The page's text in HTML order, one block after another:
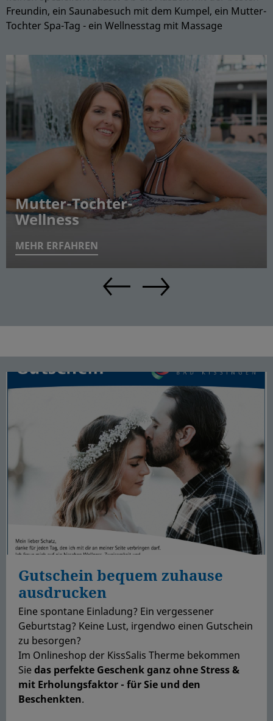
Freundin, ein Saunabesuch mit dem Kumpel, ein Mutter-
Tochter Spa-Tag - ein Wellnesstag mit Massage
Spa-Tag mit der Mädels-
Clique
MEHR ERFAHREN
After-Work-Relaxen unter
Männern
MEHR ERFAHREN
Mutter-Tochter-
Wellness
MEHR ERFAHREN
Verwöhntag mit dem
Partner
MEHR ERFAHREN
Gutschein bequem zuhause
ausdrucken
Eine spontane Einladung? Ein vergessener
Geburtstag? Keine Lust, irgendwo einen Gutschein
zu besorgen?
Im Onlineshop der KissSalis Therme bekommen
Siedas perfekte Geschenkganz ohne Stress &
mit Erholungsfaktor - für Sie und den
Beschenkten.